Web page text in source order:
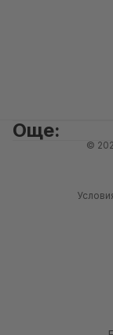
Още:
©
за използване на
за извършване